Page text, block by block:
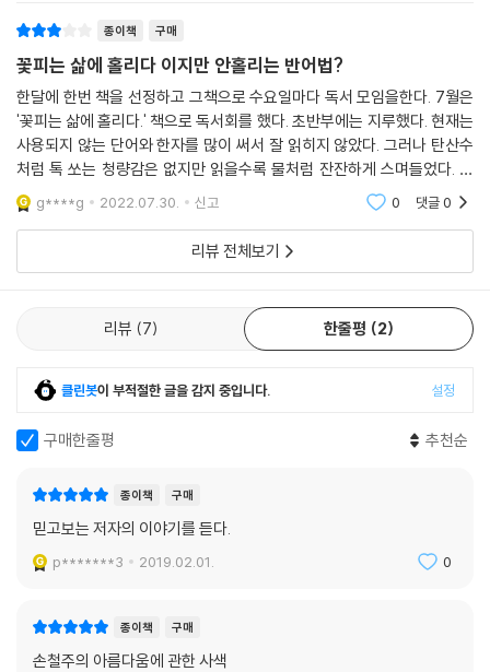
미술과 문학의 경계를 허무는 타고난 에세이스트
막역한 사이로 알려진 소설가 김훈은 평소 저자에게 “가지고 있는 달란트
가 많다”고 말한다. 『낭독의 발견』(KBS-1TV)에 출연했을 때나 각종 강
연, 북콘서트 등을 통해 보여준 그의 끼와 재능이 이를 증명한다. 어느 자
리, 누구 앞에서건 손철주의 이야기는 마르지 않는다. 말을 글로 옮기면 더
욱더 빛이 난다. 그야말로 타고난 에세이스트다.
손철주의 문장은 간결하다. 할 말은 하고, 할 말만 한다. 어떤 미술평론가가
손철주만큼 재미있게 글을 쓸 수 있을까. 그림에도 문장에도 능한 그는 미
술과 문학의 경계를 넘나들며 미문의 향연을 펼친다. 그렇기에 그의 글들
은 그림을 좋아해도 좋고 그다지 취미가 없어도 좋다. ‘문장가’라는 무거운
수식도 걸맞지만, 잘 모르고 질퍽하고 유머스러운 수다라 해도 어울린다.
‘삶은 고치는 것이 아니라 견디는 것이다’, ‘우연은 준비된 마음을 편든다’,
는 이처럼 저자의 경험에서 우러나온 글귀들이 곳곳에 자리하고 있다. 인
누는 말로 들어도 좋겠다. 다시 봄이다. 꽃 피는 삶에, 손철주의 문장과 이
야기에 홀릴 시간이다.
종이책 구매
꽃피는 삶에 홀리다 이지만 안홀리는 반어법?
한달에 한번 책을 선정하고 그책으로 수요일마다 독서 모임을한다. 7월은
'꽃피는 삶에 홀리다.' 책으로 독서회를 했다. 초반부에는 지루했다. 현재는
사용되지 않는 단어와 한자를 많이 써서 잘 읽히지 않았다. 그러나 탄산수
처럼 톡 쏘는 청량감은 없지만 읽을수록 물처럼 잔잔하게 스며들었다. 그
러나 현재 잘 쓰이지 않는 단어를 찾느라 글읽는 흐름이 끊기는것이 단점
이었지만
g****g 2022.07.30. 신고 0 댓글0
리뷰 전체보기
리뷰 7 한줄평 2
클린봇이 부적절한 글을 감지 중입니다. 설정
구매한줄평 추천순
종이책 구매
믿고보는 저자의 이야기를 듣다.
p*******3 2019.02.01. 0
종이책 구매
손철주의 아름다움에 관한 사색